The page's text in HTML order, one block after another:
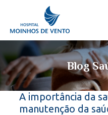
Blog
A importância da
manutenção da